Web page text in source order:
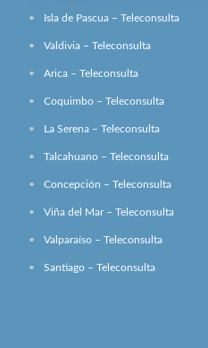
Isla de Pascua – Teleconsulta
Valdivia – Teleconsulta
Arica – Teleconsulta
Coquimbo – Teleconsulta
La Serena – Teleconsulta
Talcahuano – Teleconsulta
Concepción – Teleconsulta
Viña del Mar – Teleconsulta
Valparaíso – Teleconsulta
Santiago – Teleconsulta